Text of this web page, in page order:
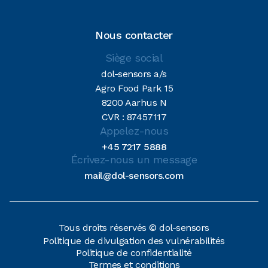
Nous contacter
Siège social
dol-sensors a/s
Agro Food Park 15
8200 Aarhus N
CVR : 87457117
Appelez-nous
+45 7217 5888
Écrivez-nous un message
mail@dol-sensors.com
Tous droits réservés © dol-sensors
Politique de divulgation des vulnérabilités
Politique de confidentialité
Termes et conditions